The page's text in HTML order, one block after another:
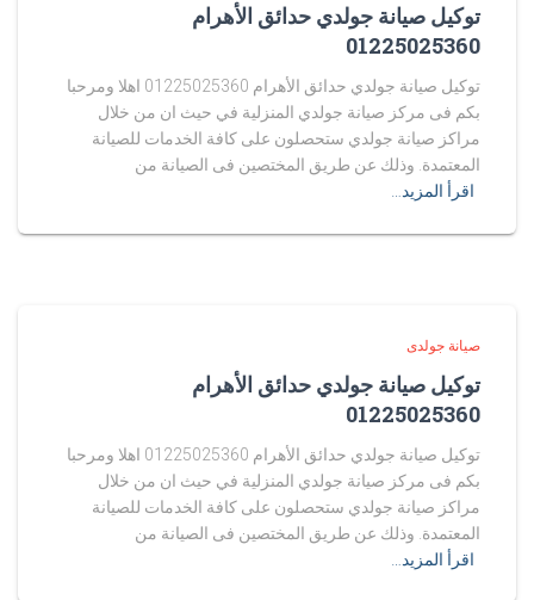
توكيل صيانة جولدي حدائق الأهرام
01225025360
توكيل صيانة جولدي حدائق الأهرام 01225025360 اهلا ومرحبا
بكم فى مركز صيانة جولدي المنزلية في حيث ان من خلال
مراكز صيانة جولدي ستحصلون على كافة الخدمات للصيانة
المعتمدة. وذلك عن طريق المختصين فى الصيانة من
اقرأ المزيد…
صيانة جولدى
توكيل صيانة جولدي حدائق الأهرام
01225025360
توكيل صيانة جولدي حدائق الأهرام 01225025360 اهلا ومرحبا
بكم فى مركز صيانة جولدي المنزلية في حيث ان من خلال
مراكز صيانة جولدي ستحصلون على كافة الخدمات للصيانة
المعتمدة. وذلك عن طريق المختصين فى الصيانة من
اقرأ المزيد…